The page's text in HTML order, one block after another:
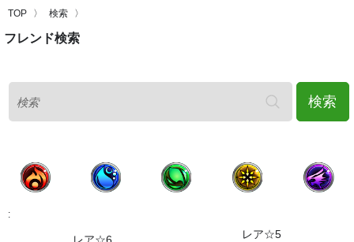
TOP 検索
フレンド検索
検索
:
レア☆5